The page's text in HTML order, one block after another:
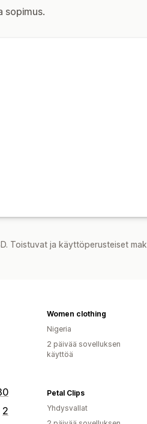
sopimus.
Toistuvat ja käyttöperusteiset
2
Women clothing
Nigeria
2 päivää sovelluksen
käyttöä
Petal Clips
Yhdysvallat